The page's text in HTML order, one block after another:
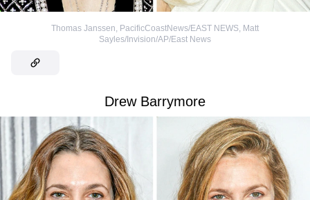
Thomas Janssen, PacificCoastNews/EAST NEWS, Matt
Sayles/Invision/AP/East News
Drew Barrymore